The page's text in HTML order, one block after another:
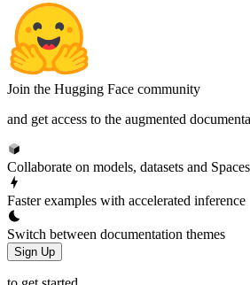
Join the Hugging Face community
and get access to the augmented
Collaborate on models, datasets and Spaces
Faster examples with accelerated inference
Switch between documentation themes
Sign Up